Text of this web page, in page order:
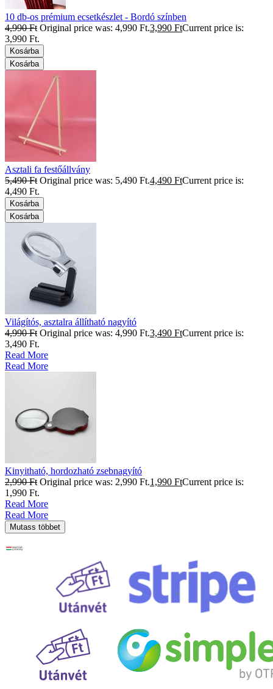
10 db-os prémium ecsetkészlet - Bordó színben
4,990Ft Original price was: 4,990 Ft.3,990 FtCurrent price is:
3,990 Ft.
Kosárba
Kosárba
Asztali fa festőállvány
5,490Ft Original price was: 5,490 Ft.4,490 FtCurrent price is:
4,490 Ft.
Kosárba
Kosárba
Világítós, asztalra állítható nagyító
4,990Ft Original price was: 4,990 Ft.3,490 FtCurrent price is:
3,490 Ft.
Read More
Read More
Kinyitható, hordozható zsebnagyító
2,990Ft Original price was: 2,990 Ft.1,990 FtCurrent price is:
1,990 Ft.
Read More
Read More
Mutass többet